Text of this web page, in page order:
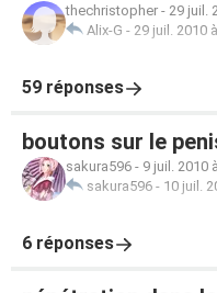
thechristopher - 29 juil.
Alix-G - 29 juil. 2010
59 réponses
boutons sur le
sakura596 - 9 juil. 2010
sakura596 - 10 juil.
6 réponses